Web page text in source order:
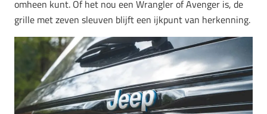
omheen kunt. Of het nou een Wrangler of Avenger is, de
grille met zeven sleuven blijft een ijkpunt van herkenning.